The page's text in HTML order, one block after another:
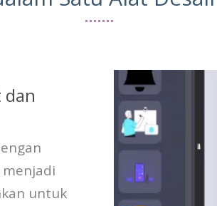
dan
untuk